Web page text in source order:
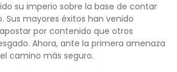
su imperio sobre la base de contar
Sus mayores éxitos han venido
por contenido que otros
Ahora, ante la primera amenaza
camino más seguro.